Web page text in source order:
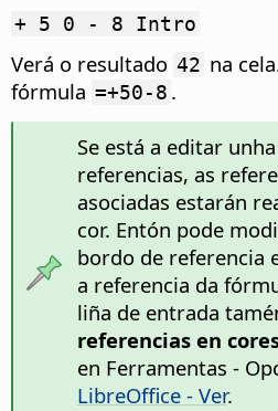
+ 5 0 - 8 Intro
Verá o resultado 42 na
fórmula =+50-8 .
Se está a editar
referencias, as
asociadas estarán
cor. Entón pode
bordo de referencia
a referencia da
liña de entrada
referencias en
en Ferramentas -
LibreOffice - Ver.